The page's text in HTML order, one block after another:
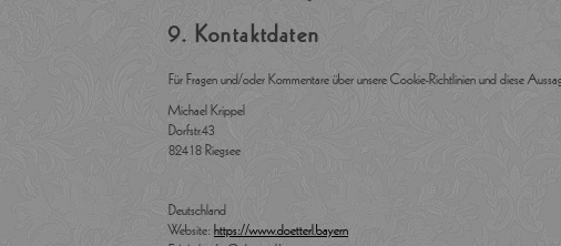
9. Kontaktdaten
Für Fragen und/oder Kommentare über unsere Cookie-Richtlinien und diese
Michael Krippel
Dorfstr.43
82418 Riegsee
Deutschland
Website: https://www.doetterl.bayern